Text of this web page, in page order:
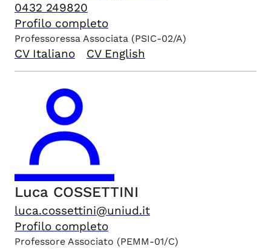
0432 249820
Profilo completo
Professoressa Associata (PSIC-02/A)
CV Italiano CV English
Luca COSSETTINI
luca.cossettini@uniud.it
Profilo completo
Professore Associato (PEMM-01/C)